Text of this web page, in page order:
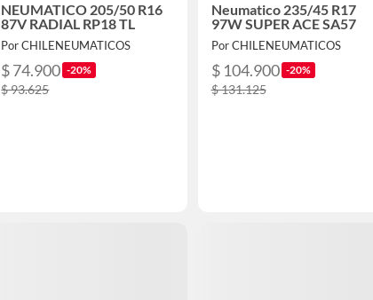
NEUMATICO 205/50 R16
87V RADIAL RP18 TL
Por CHILENEUMATICOS
$ 74.900 -20%
$ 93.625
Neumatico 235/45 R17
97W SUPER ACE SA57
Por CHILENEUMATICOS
$ 104.900 -20%
$ 131.125